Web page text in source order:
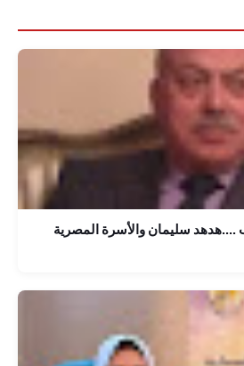
....هدهد سليمان والأسرة المصرية